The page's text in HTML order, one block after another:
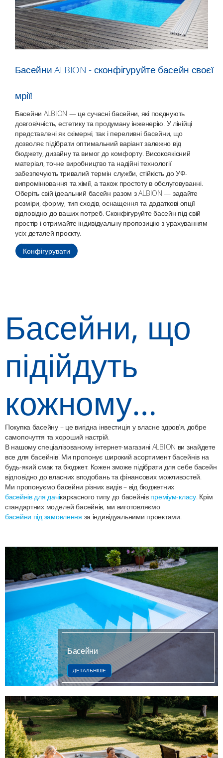
Басейни ALBION - сконфігуруйте басейн своєї
мрії!
Басейни ALBION — це сучасні басейни, які поєднують
довговічність, естетику та продуману інженерію. У лінійці
представлені як скімерні, так і переливні басейни, що
дозволяє підібрати оптимальний варіант залежно від
бюджету, дизайну та вимог до комфорту. Високоякісний
матеріал, точне виробництво та надійні технології
забезпечують тривалий термін служби, стійкість до УФ-
випромінювання та хімії, а також простоту в обслуговуванні.
Оберіть свій ідеальний басейн разом з ALBION — задайте
розміри, форму, тип сходів, оснащення та додаткові опції
відповідно до ваших потреб. Сконфігуруйте басейн під свій
простір і отримайте індивідуальну пропозицію з урахуванням
усіх деталей проєкту.
Конфігурувати
Басейни, що
підійдуть
кожному…
Покупка басейну – це вигідна інвестиція у власне здров’я, добре
самопочуття та хороший настрій.
В нашому спеціалізованому інтернет-магазині ALBION ви знайдете
все для басейнів! Ми пропонує широкий асортимент басейнів на
будь-який смак та бюджет. Кожен зможе підібрати для себе басейн
відповідно до власних вподобань та фінансових можливостей.
Ми пропонуємо басейни різних видів – від бюджетних
басейнів для дачікаркасного типу до басейнів преміум-класу. Крім
стандартних моделей басейнів, ми виготовляємо
басейни під замовлення за індивідуальними проектами.
Басейни
ДЕТАЛЬНІШЕ